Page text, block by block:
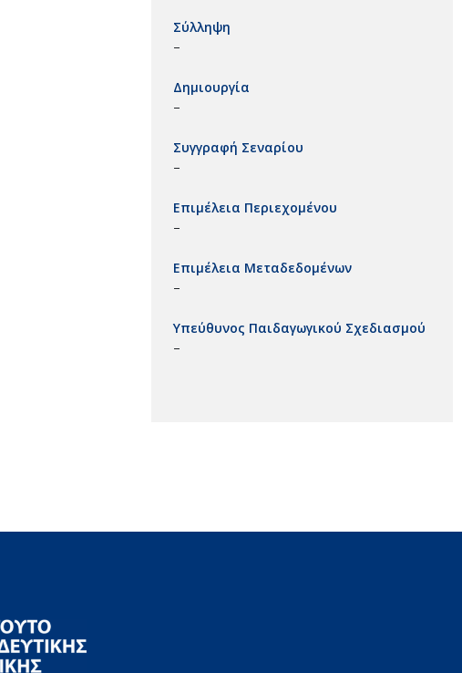
Σύλληψη
–
Δημιουργία
–
Συγγραφή Σεναρίου
–
Επιμέλεια Περιεχομένου
–
Επιμέλεια Μεταδεδομένων
–
Υπεύθυνος Παιδαγωγικού Σχεδιασμού
–